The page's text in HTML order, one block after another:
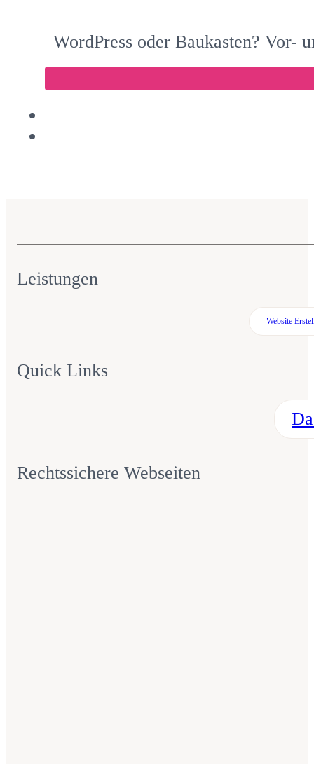
WordPress oder Baukasten? Vor-
Leistungen
Website
Quick Links
Rechtssichere Webseiten